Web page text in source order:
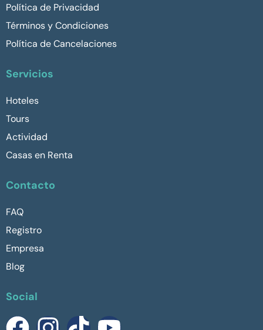
Política de Privacidad
Términos y Condiciones
Política de Cancelaciones
Servicios
Hoteles
Tours
Actividad
Casas en Renta
Contacto
FAQ
Registro
Empresa
Blog
Social